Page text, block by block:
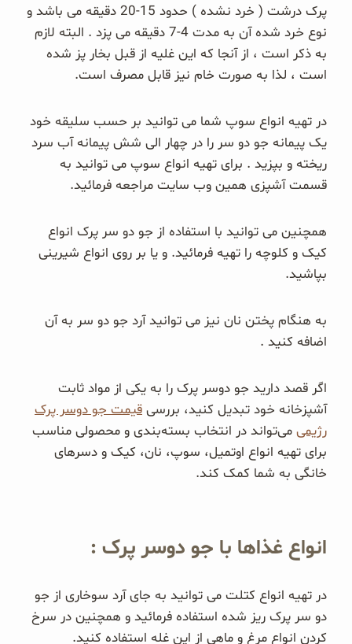
پک سلامتی OAB
کتاب‌های OAB
پرک درشت ( خرد نشده ) حدود 15-20 دقیقه می باشد و
نوع خرد شده آن به مدت 4-7 دقیقه می پزد . البته لازم
به ذکر است ، از آنجا که این غلیه از قبل بخار پز شده
است ، لذا به صورت خام نیز قابل مصرف است.
در تهیه انواع سوپ شما می توانید بر حسب سلیقه خود
یک پیمانه جو دو سر را در چهار الی شش پیمانه آب سرد
ریخته و بپزید . برای تهیه انواع سوپ می توانید به
قسمت آشپزی همین وب سایت مراجعه فرمائید.
همچنین می توانید با استفاده از جو دو سر پرک انواع
کیک و کلوچه را تهیه فرمائید. و یا بر روی انواع شیرینی
بپاشید.
به هنگام پختن نان نیز می توانید آرد جو دو سر به آن
اضافه کنید .
اگر قصد دارید جو دوسر پرک را به یکی از مواد ثابت
آشپزخانه خود تبدیل کنید، بررسی قیمت جو دوسر پرک
رژیمی می‌تواند در انتخاب بسته‌بندی و محصولی مناسب
برای تهیه انواع اوتمیل، سوپ، نان، کیک و دسرهای
خانگی به شما کمک کند.
انواع غذاها با جو دوسر پرک :
در تهیه انواع کتلت می توانید به جای آرد سوخاری از جو
دو سر پرک ریز شده استفاده فرمائید و همچنین در سرخ
کردن انواع مرغ و ماهی از این غله استفاده کنید.